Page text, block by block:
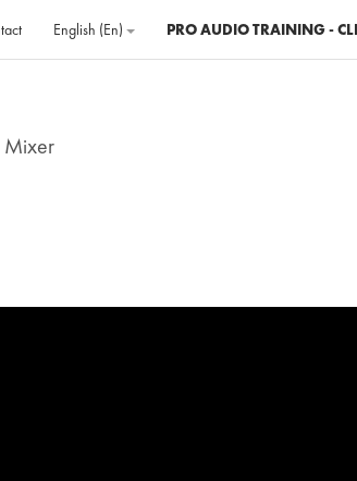
English ‎(en)‎ PRO AUDIO TRAINING -
Mixer